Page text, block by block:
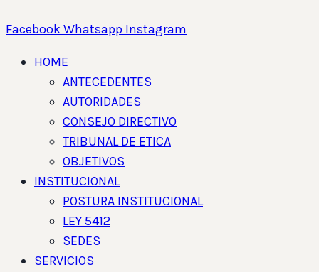
FacebookWhatsapp Instagram
HOME
ANTECEDENTES
AUTORIDADES
CONSEJO DIRECTIVO
TRIBUNAL DE ETICA
OBJETIVOS
INSTITUCIONAL
POSTURA INSTITUCIONAL
LEY 5412
SEDES
SERVICIOS